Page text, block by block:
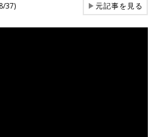
37) ▶元記事を見る